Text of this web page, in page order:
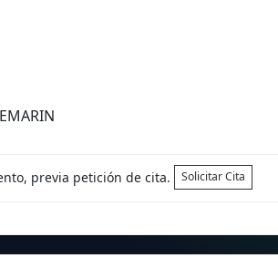
previa petición de cita. Solicitar Cita